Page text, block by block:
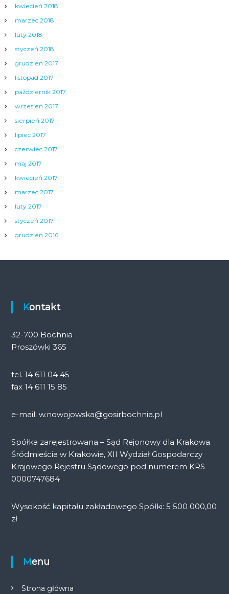
kwiecień 2018
marzec 2018
luty 2018
styczeń 2018
grudzień 2017
listopad 2017
październik 2017
wrzesień 2017
sierpień 2017
lipiec 2017
czerwiec 2017
maj 2017
kwiecień 2017
marzec 2017
luty 2017
styczeń 2017
grudzień 2016
Kontakt
32-700 Bochnia
Proszówki 365
tel. 14 611 04 45
fax 14 611 15 85
e-mail: w.nowojowska@gosirbochnia.pl
Spółka zarejestrowana – Sąd Rejonowy dla Krakowa
Śródmieścia w Krakowie, XII Wydział Gospodarczy
Krajowego Rejestru Sądowego pod numerem KRS
0000747684
Wysokość kapitału zakładowego Spółki: 5 500 000,00
zł
Menu
Strona główna